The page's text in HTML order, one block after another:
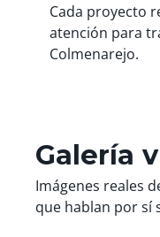
Cada proyecto
atención para
Colmenarejo.
Galería
Imágenes reales
que hablan por sí